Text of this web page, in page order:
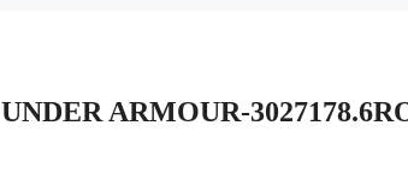
UNDER ARMOUR-